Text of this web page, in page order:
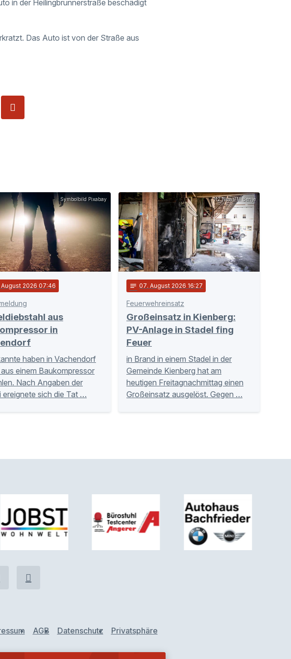
in der Heilingbrunnerstraße beschädigt
Das Auto ist von der Straße aus
Symbolbild Pixabay
August 2026 07:46
aus
in
haben in Vachendorf
einem Baukompressor
Nach Angaben der
ereignete sich die Tat …
112 News/M.Benje
notes 07. August 2026 16:27
Feuerwehreinsatz
Großeinsatz in Kienberg:
PV-Anlage in Stadel fing
Feuer
in Brand in einem Stadel in der
Gemeinde Kienberg hat am
heutigen Freitagnachmittag einen
Großeinsatz ausgelöst. Gegen …
AGB Datenschutz Privatsphäre